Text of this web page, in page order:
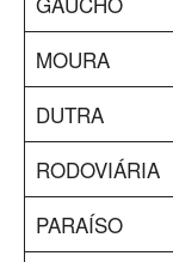
MOURA
DUTRA
RODOVIÁRIA
PARAÍSO